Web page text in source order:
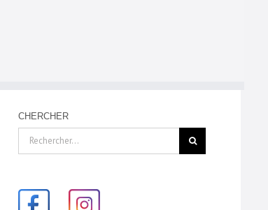
CHERCHER